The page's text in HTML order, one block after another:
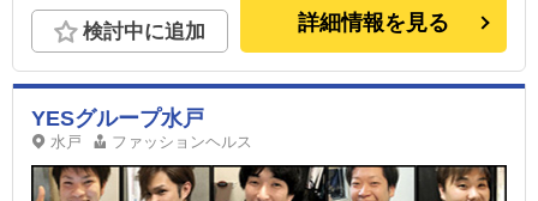
に配属＞ ■東京 五反田：五反田駅から徒歩2分 池
袋：池袋駅西口から徒歩2分 吉原：三ノ輪駅から徒
茨城 水戸：水戸駅からバス5分 ■福岡 福岡：中洲川
端駅から徒歩8分 ■北海道 札幌：すすきの駅から徒
歩5分 ■中国・四国 鳥取：米子市皆生温泉観光セン
ターから徒歩4分 愛媛：松山道後温泉 他にも続々出
店予定。 遠方からのご応募の方にはWEB面接対応
検討中に追加 詳細情報を見る
YESグループ水戸
水戸 ファッションヘルス